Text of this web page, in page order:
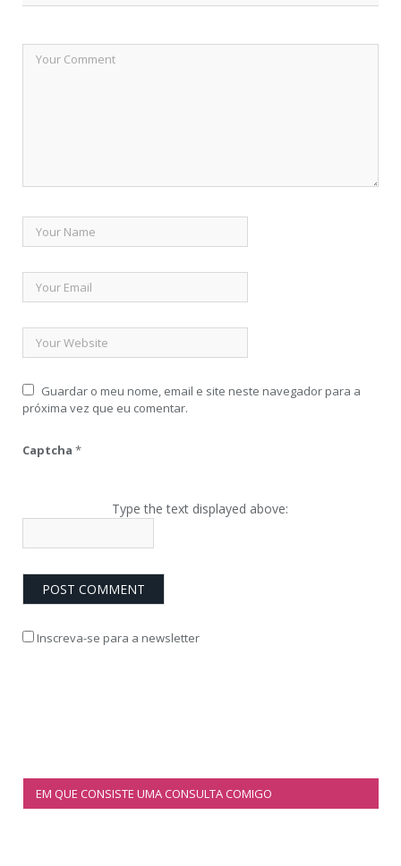
Guardar o meu nome, email e site neste navegador para a
próxima vez que eu comentar.
Captcha *
Type the text displayed above:
Inscreva-se para a newsletter
EM QUE CONSISTE UMA CONSULTA COMIGO